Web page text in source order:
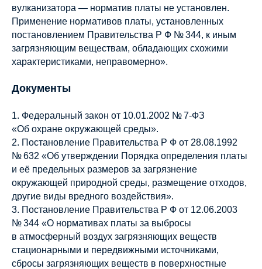
вулканизатора — норматив платы не установлен.
Применение нормативов платы, установленных
постановлением Правительства Р Ф № 344, к иным
загрязняющим веществам, обладающих схожими
характеристиками, неправомерно».
Документы
1. Федеральный закон от 10.01.2002 № 7-ФЗ
«Об охране окружающей среды».
2. Постановление Правительства Р Ф от 28.08.1992
№ 632 «Об утверждении Порядка определения платы
и её предельных размеров за загрязнение
окружающей природной среды, размещение отходов,
другие виды вредного воздействия».
3. Постановление Правительства Р Ф от 12.06.2003
№ 344 «О нормативах платы за выбросы
в атмосферный воздух загрязняющих веществ
стационарными и передвижными источниками,
сбросы загрязняющих веществ в поверхностные